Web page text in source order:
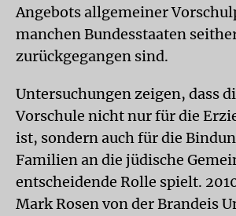
Angebots allgemeiner
manchen Bundesstaaten
zurückgegangen sind.
Untersuchungen zeigen, dass
Vorschule nicht nur für die
ist, sondern auch für die
Familien an die jüdische
entscheidende Rolle spielt.
Mark Rosen von der Brandeis